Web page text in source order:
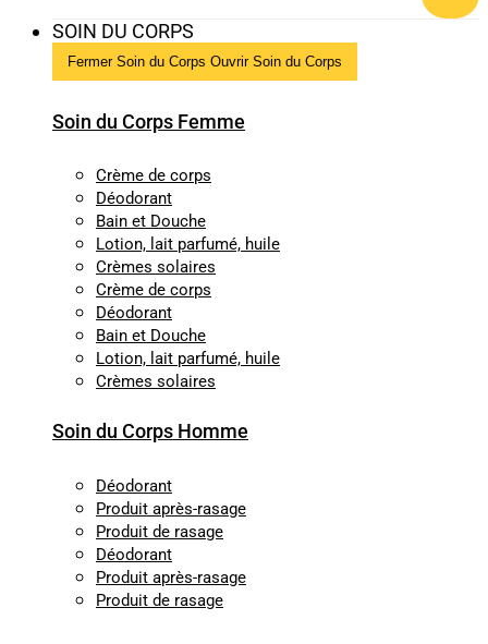
SOIN DU CORPS
Fermer Soin du Corps Ouvrir Soin du Corps
Soin du Corps Femme
Crème de corps
Déodorant
Bain et Douche
Lotion, lait parfumé, huile
Crèmes solaires
Crème de corps
Déodorant
Bain et Douche
Lotion, lait parfumé, huile
Crèmes solaires
Soin du Corps Homme
Déodorant
Produit après-rasage
Produit de rasage
Déodorant
Produit après-rasage
Produit de rasage